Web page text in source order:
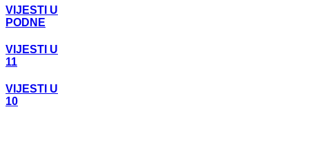
VIJESTI U
PODNE
VIJESTI U
11
VIJESTI U
10